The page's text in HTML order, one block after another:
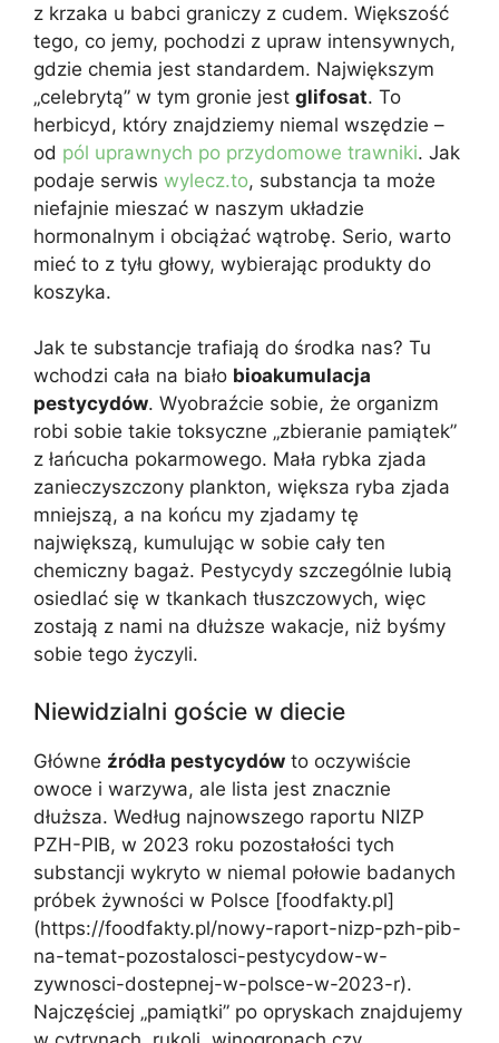
z krzaka u babci graniczy z cudem. Większość
tego, co jemy, pochodzi z upraw intensywnych,
gdzie chemia jest standardem. Największym
„celebrytą” w tym gronie jest glifosat. To
herbicyd, który znajdziemy niemal wszędzie –
od pól uprawnych po przydomowe trawniki. Jak
podaje serwis wylecz.to, substancja ta może
niefajnie mieszać w naszym układzie
hormonalnym i obciążać wątrobę. Serio, warto
mieć to z tyłu głowy, wybierając produkty do
koszyka.
Jak te substancje trafiają do środka nas? Tu
wchodzi cała na biało bioakumulacja
pestycydów. Wyobraźcie sobie, że organizm
robi sobie takie toksyczne „zbieranie pamiątek”
z łańcucha pokarmowego. Mała rybka zjada
zanieczyszczony plankton, większa ryba zjada
mniejszą, a na końcu my zjadamy tę
największą, kumulując w sobie cały ten
chemiczny bagaż. Pestycydy szczególnie lubią
osiedlać się w tkankach tłuszczowych, więc
zostają z nami na dłuższe wakacje, niż byśmy
sobie tego życzyli.
Niewidzialni goście w diecie
Główne źródła pestycydów to oczywiście
owoce i warzywa, ale lista jest znacznie
dłuższa. Według najnowszego raportu NIZP
PZH-PIB, w 2023 roku pozostałości tych
substancji wykryto w niemal połowie badanych
próbek żywności w Polsce [foodfakty.pl]
(https://foodfakty.pl/nowy-raport-nizp-pzh-pib-
na-temat-pozostalosci-pestycydow-w-
zywnosci-dostepnej-w-polsce-w-2023-r).
Najczęściej „pamiątki” po opryskach znajdujemy